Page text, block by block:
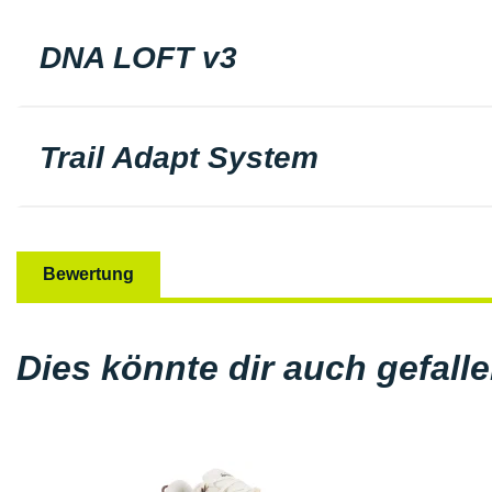
DNA LOFT v3
Trail Adapt System
Bewertung
Dies könnte dir auch